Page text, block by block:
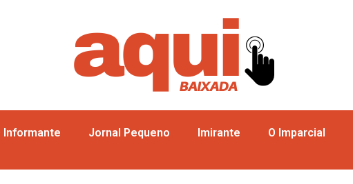
Informante Jornal Pequeno Imirante O Imparcial